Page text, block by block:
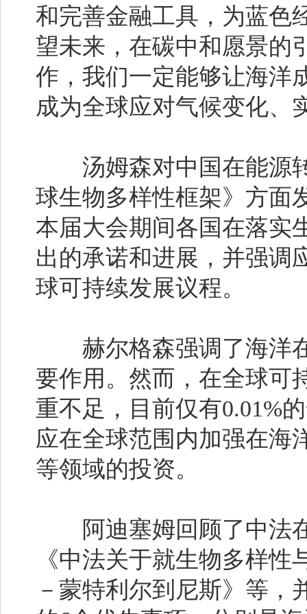
和完善金融工具，为蓝色
望未来，在碳中和愿景的
作，我们一定能够让海洋
成为全球应对气候变化、
汤姆森对中国在能源转
球生物多样性框架》方面
本届大会期间各国在落实
出的承诺和进展，并强调
球可持续发展议程。
赫尔格森强调了海洋在
要作用。然而，在全球可
重不足，目前仅有0.01%
应在全球范围内加强在海
等领域的投资。
阿迪塞姆回顾了中法在
《中法关于就生物多样
－蒙特利尔到尼斯》等，